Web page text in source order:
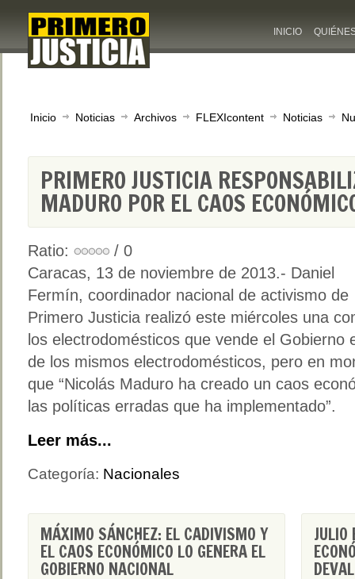
INICIO
Inicio Noticias Archivos FLEXIcontent Noticias
PRIMERO JUSTICIA
MADURO POR EL CAOS
Ratio:
/ 0
Caracas, 13 de noviembre de 2013.- Daniel
Fermín, coordinador nacional de activismo de
Primero Justicia realizó este miércoles una
los electrodomésticos que vende el Gobierno
de los mismos electrodomésticos, pero en
que “Nicolás Maduro ha creado un caos
las políticas erradas que ha implementado”.
Leer más...
Categoría: Nacionales
MÁXIMO SÁNCHEZ: EL CADIVISMO Y
EL CAOS ECONÓMICO LO GENERA EL
GOBIERNO NACIONAL
JULIO